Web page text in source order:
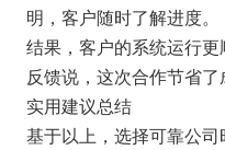
明，客户随时了解进度。
结果，客户的系统运行
反馈说，这次合作节省了
实用建议总结
基于以上，选择可靠公